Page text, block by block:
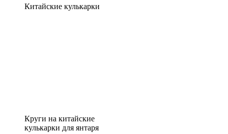
Китайские кулькарки
Круги на китайские
кулькарки для янтаря